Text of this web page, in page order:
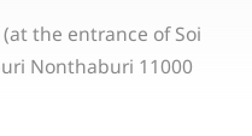
(at the entrance of Soi
Nonthaburi 11000